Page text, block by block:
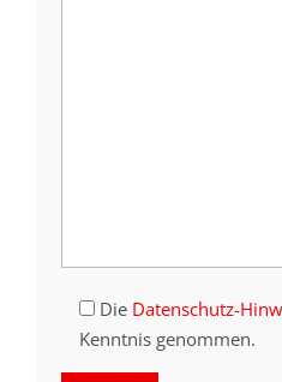
Die Datenschutz-
Kenntnis genommen.